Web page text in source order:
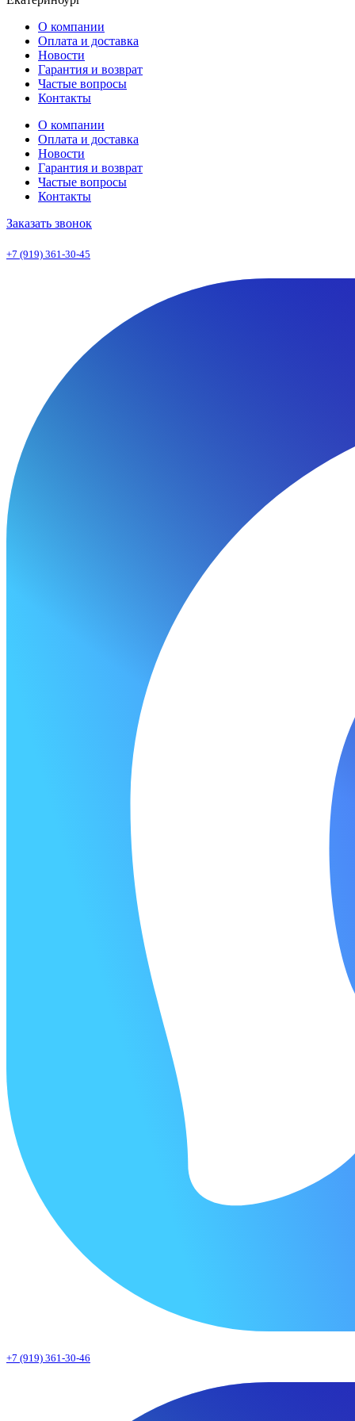
О компании
Оплата и доставка
Новости
Гарантия и возврат
Частые вопросы
Контакты
О компании
Оплата и доставка
Новости
Гарантия и возврат
Частые вопросы
Контакты
Заказать звонок
+7 (919) 361-30-45
+7 (919) 361-30-46